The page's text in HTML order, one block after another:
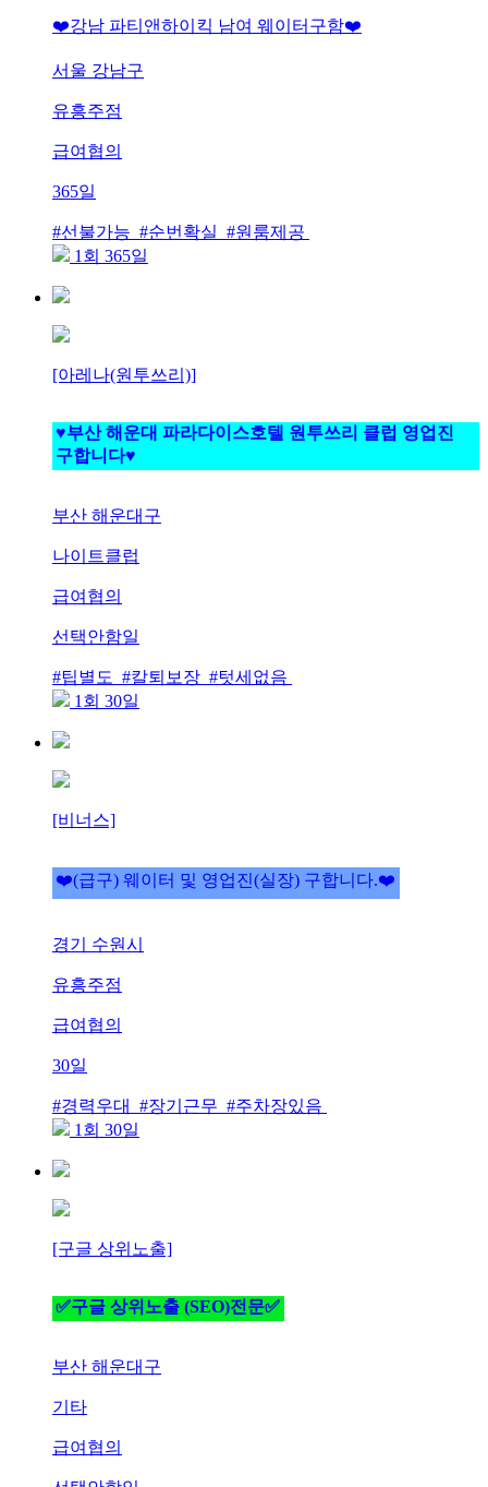
❤️강남 파티앤하이킥 남여 웨이터구함❤️
서울 강남구
유흥주점
급여협의
365일
#선불가능 #순번확실 #원룸제공
1회 365일
[아레나(원투쓰리)]
♥️부산 해운대 파라다이스호텔 원투쓰리 클럽 영업진
구합니다♥️
부산 해운대구
나이트클럽
급여협의
선택안함일
#팁별도 #칼퇴보장 #텃세없음
1회 30일
[비너스]
❤️(급구) 웨이터 및 영업진(실장) 구합니다.❤️
경기 수원시
유흥주점
급여협의
30일
#경력우대 #장기근무 #주차장있음
1회 30일
[구글 상위노출]
✅구글 상위노출 (SEO)전문✅
부산 해운대구
기타
급여협의